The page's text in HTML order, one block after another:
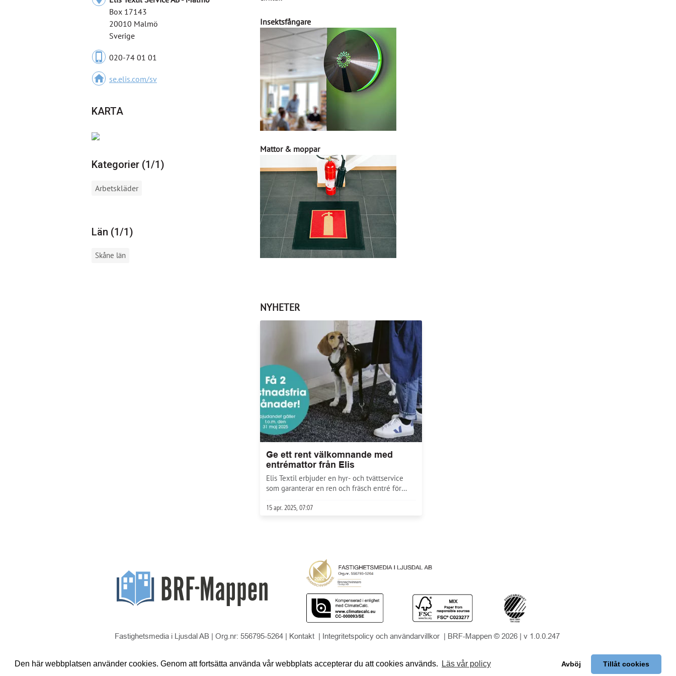
Den här webbplatsen använder cookies. Genom att fortsätta använda vår webbplats accepterar du att cookies används. Läs vår policy Avböj Tillåt cookies
Box 17143
20010 Malmö
Sverige
phone_iphone 020-74 01 01
home se.elis.com/sv
KARTA
Kategorier (1/1)
Arbetskläder
Län (1/1)
Skåne län
Insektsfångare
Mattor & moppar
NYHETER
Ge ett rent välkomnande med
entrémattor från Elis
Elis Textil erbjuder en hyr- och tvättservice
som garanterar en ren och fräsch entré för
15 apr. 2025, 07:07
Hantera kakor LÄS TIDNINGEN
Fastighetsmedia i Ljusdal AB | Org.nr: 556795-5264 | Kontakt| Integritetspolicy och användarvillkor | BRF-Mappen © 2026 | v 1.0.0.247